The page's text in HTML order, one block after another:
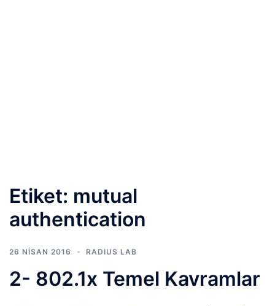
Etiket: mutual
authentication
26 NISAN 2016 RADIUS LAB
2- 802.1x Temel Kavramlar